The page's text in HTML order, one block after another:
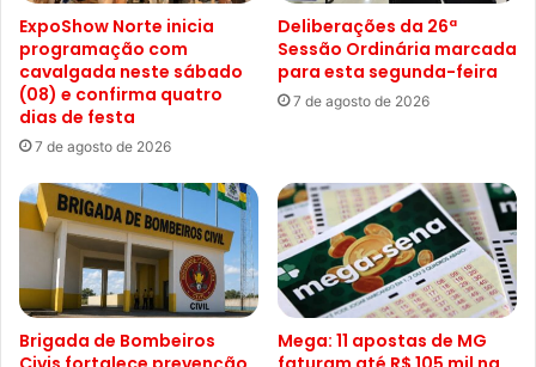
ExpoShow Norte inicia
programação com
cavalgada neste sábado
(08) e confirma quatro
dias de festa
7 de agosto de 2026
Deliberações da 26ª
Sessão Ordinária marcada
para esta segunda-feira
7 de agosto de 2026
Brigada de Bombeiros
Mega: 11 apostas de MG